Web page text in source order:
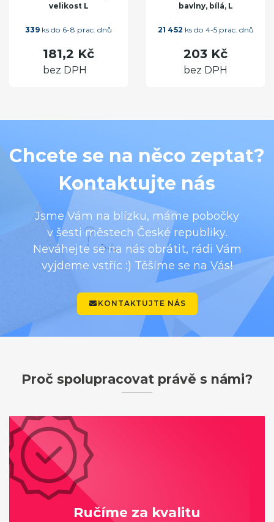
velikost L
339 ks do 6-8 prac. dnů
181,2 Kč
bez DPH
bavlny, bílá, L
21 452 ks do 4-5 prac. dnů
203 Kč
bez DPH
Chcete se na něco zeptat?
Kontaktujte nás
Jsme Vám na blízku, máme pobočky
v šesti městech České republiky.
Neváhejte se na nás obrátit, rádi Vám
vyjdeme vstříc :) Těšíme se na Vás!
KONTAKTUJTE NÁS
Proč spolupracovat právě s námi?
Ručíme za kvalitu